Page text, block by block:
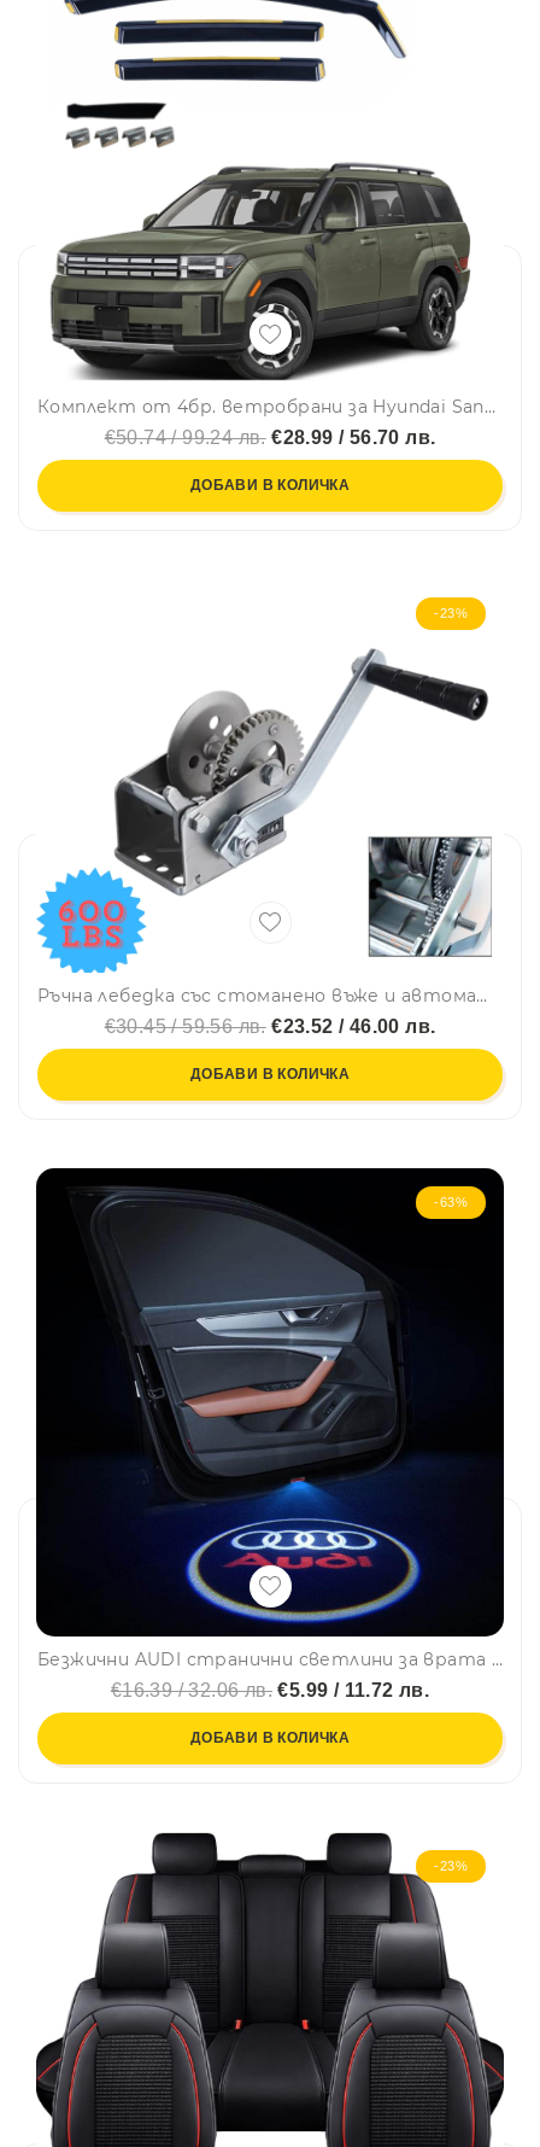
Комплект от 4бр. ветробрани за Hyundai Santa Fe V (MX5) 2024 г. +
€50.74 / 99.24 лв.€28.99 / 56.70 лв.
ДОБАВИ В КОЛИЧКА
-23%
Ръчна лебедка със стоманено въже и автоматична спирачка - 250 кг, 8 метра
€30.45 / 59.56 лв.€23.52 / 46.00 лв.
ДОБАВИ В КОЛИЧКА
-63%
Безжични AUDI странични светлини за врата на кола JQ-666, 2 броя, LED лого
€16.39 / 32.06 лв. €5.99 / 11.72 лв.
ДОБАВИ В КОЛИЧКА
-23%